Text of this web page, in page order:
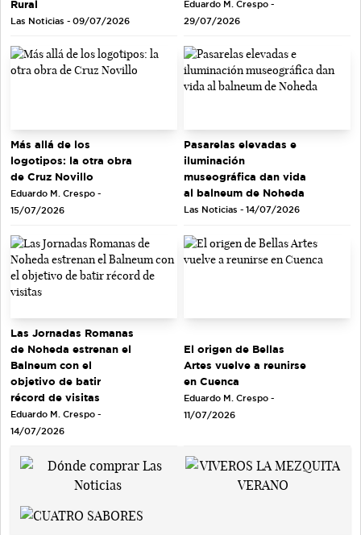
Rural
Las Noticias - 09/07/2026
Eduardo M. Crespo -
29/07/2026
Más allá de los
logotipos: la otra obra
de Cruz Novillo
Eduardo M. Crespo -
15/07/2026
Pasarelas elevadas e
iluminación
museográfica dan vida
al balneum de Noheda
Las Noticias - 14/07/2026
Las Jornadas Romanas
de Noheda estrenan el
Balneum con el
objetivo de batir
récord de visitas
Eduardo M. Crespo -
14/07/2026
El origen de Bellas
Artes vuelve a reunirse
en Cuenca
Eduardo M. Crespo -
11/07/2026